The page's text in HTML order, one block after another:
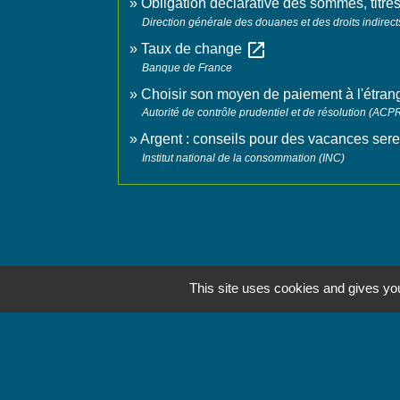
Obligation déclarative des sommes,
Direction générale des douanes et des droits
Taux de change open_in_new
Banque de France
Choisir son moyen de paiement à
Autorité de contrôle prudentiel et de résolution
Argent : conseils pour des vacances
Institut national de la consommation (INC)
This site uses cookies and gives